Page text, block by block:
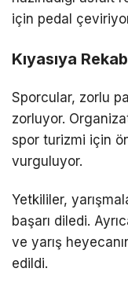
için pedal
Kıyasıya
Sporcular, zorlu
zorluyor.
spor turizmi için
vurguluyor.
Yetkililer,
başarı diledi.
ve yarış
edildi.